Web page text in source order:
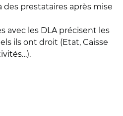
prestataires après mise
avec les DLA précisent les
ils ont droit (Etat, Caisse